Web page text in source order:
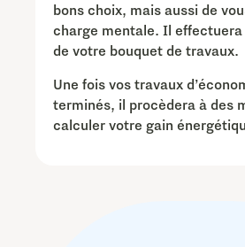
bons choix, mais aussi de
charge mentale. Il effectuera
de votre bouquet de travaux.
Une fois vos travaux
terminés, il procèdera à des
calculer votre gain